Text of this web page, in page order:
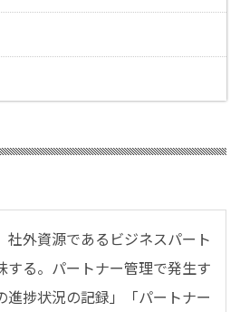
社外資源であるビジネスパート
する。パートナー管理で発生す
進捗状況の記録」「パートナー